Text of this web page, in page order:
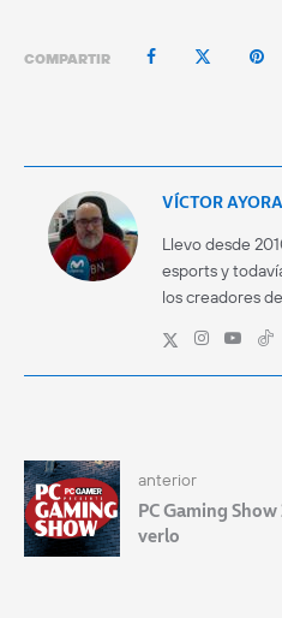
COMPARTIR
VÍCTOR AYORA
Llevo desde
esports y
los creadores
anterior
PC Gaming
verlo